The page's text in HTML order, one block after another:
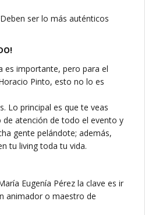
ser lo más auténticos
es importante, pero para el
Pinto, esto no lo es
Lo principal es que te veas
atención de todo el evento y
gente pelándote; además,
tu living toda tu vida.
Eugenía Pérez la clave es ir
animador o maestro de